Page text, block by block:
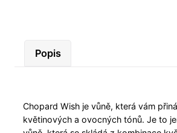
Popis
Chopard Wish je vůně, která vám
květinových a ovocných tónů. Je to